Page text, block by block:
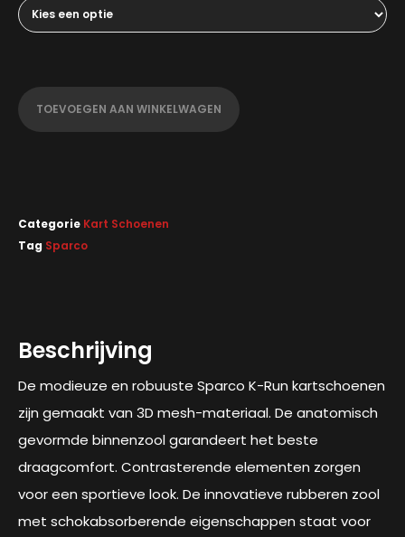
TOEVOEGEN AAN WINKELWAGEN
Categorie Kart Schoenen
Tag Sparco
Beschrijving
De modieuze en robuuste Sparco K-Run kartschoenen
zijn gemaakt van 3D mesh-materiaal. De anatomisch
gevormde binnenzool garandeert het beste
draagcomfort. Contrasterende elementen zorgen
voor een sportieve look. De innovatieve rubberen zool
met schokabsorberende eigenschappen staat voor